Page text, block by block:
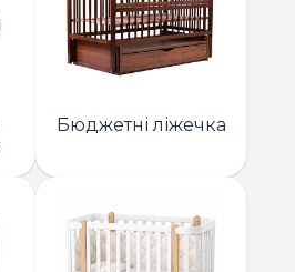
Бюджетні ліжечка